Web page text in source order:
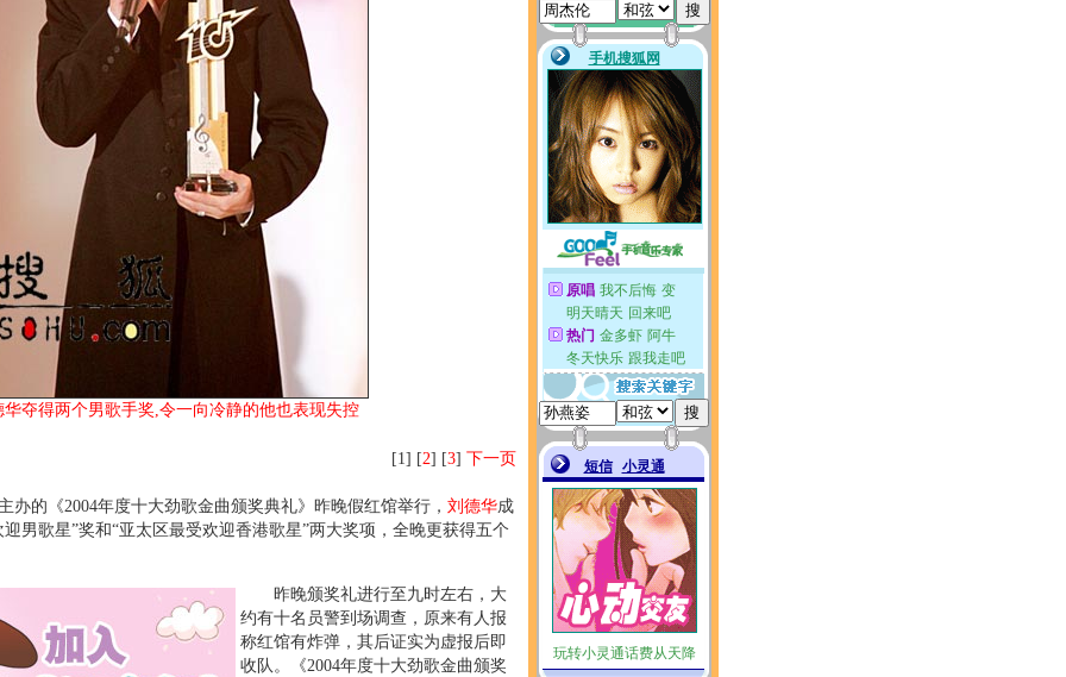
华夺得两个男歌手奖,令一向冷静的他也表现失控
[1] [2] [3] 下一页
《2004年度十大劲歌金曲颁奖典礼》昨晚假红馆举行， 刘德华成
男歌星”奖和“亚太区最受欢迎香港歌星”两大奖项，全晚更获得五个
昨晚颁奖礼进行至九时左右，大
约有十名员警到场调查，原来有人报
称红馆有炸弹，其后证实为虚报后即
收队。《2004年度十大劲歌金曲颁奖